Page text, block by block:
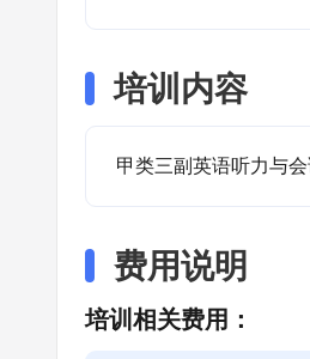
培训内容
甲类三副英语听力与
费用说明
培训相关费用：